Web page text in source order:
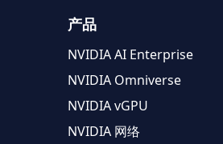
产品
NVIDIA AI Enterprise
NVIDIA Omniverse
NVIDIA vGPU
NVIDIA 网络